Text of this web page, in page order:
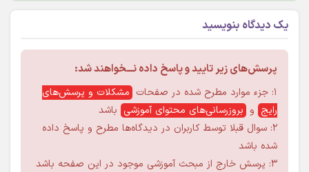
یک دیدگاه بنویسید
پرسش‌های زیر تایید و پاسخ داده نـــخواهند شد:
۱: جزء موارد مطرح شده در صفحات
مشکلات و پرسش‌های
رایج و بروزرسانی‌های محتوای آموزشی باشد
۲: سوال قبلا توسط کاربران در دیدگاه‌ها مطرح و پاسخ داده
شده باشد
۳: پرسش خارج از مبحث آموزشی موجود در این صفحه باشد